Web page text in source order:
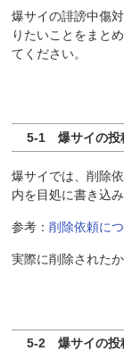
爆サイの誹謗中傷
りたいことをまと
てください。
5-1 爆サイの投
爆サイでは、削除
内を目処に書き込
参考：削除依頼に
実際に削除された
5-2 爆サイの投